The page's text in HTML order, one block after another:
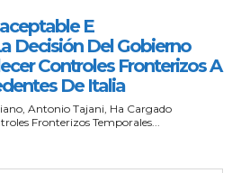
E
Decisión Del Gobierno
Controles Fronterizos A
De Italia
Antonio Tajani, Ha Cargado
Fronterizos Temporales...